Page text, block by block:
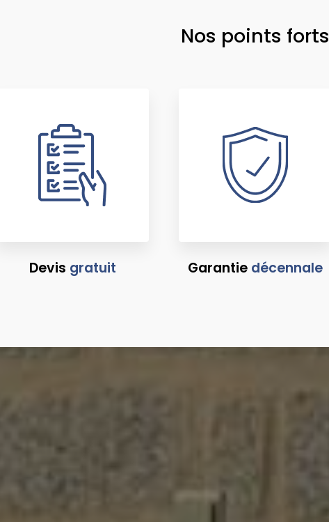
Nos points forts
Devis gratuit Garantie décennale